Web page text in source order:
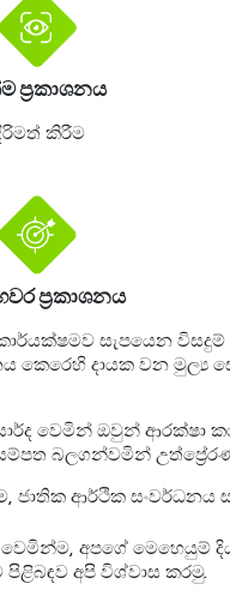
ප්‍රකාශනය
කිරීම
ප්‍රකාශනය
සැපයෙන
කෙරෙහි දායක වන මුල්‍ය
වෙමින් ඔවුන් ආරක්ෂා
බලගන්වමින්
ජාතික ආර්ථික සංවර්ධනය
වෙමින්ම, අපගේ මෙහෙයුම්
පිළිබඳව අපි විශ්වාස කරමු.